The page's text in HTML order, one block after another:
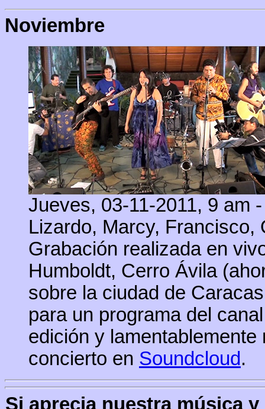
Noviembre
Jueves, 03-11-2011, 9 am
Lizardo, Marcy, Francisco,
Grabación realizada en
Humboldt, Cerro Ávila
sobre la ciudad de
para un programa del
edición y
concierto en Soundcloud.
Si aprecia nuestra música